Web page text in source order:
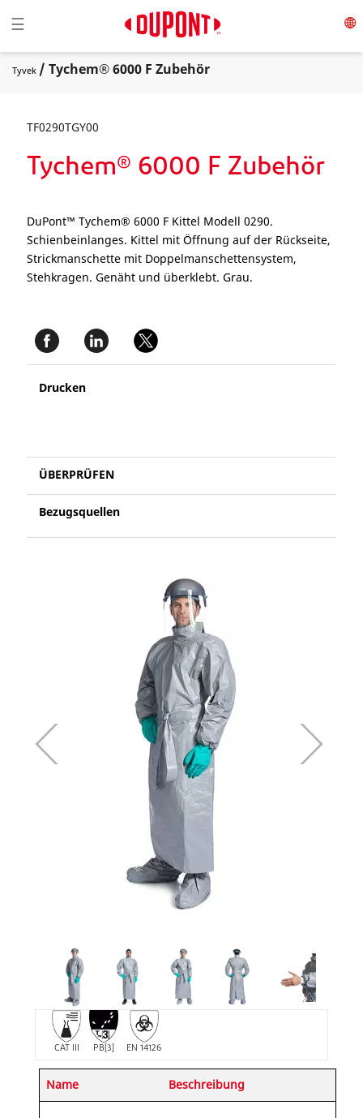
Toggle navigation
☰
Tyvek / Tychem® 6000 F Zubehör
TF0290TGY00
Tychem® 6000 F Zubehör
DuPont™ Tychem® 6000 F Kittel Modell 0290.
Schienbeinlanges. Kittel mit Öffnung auf der Rückseite,
Strickmanschette mit Doppelmanschettensystem,
Stehkragen. Genäht und überklebt. Grau.
Drucken
ÜBERPRÜFEN
Bezugsquellen
CAT III PB[3] EN 14126
Name Beschreibung